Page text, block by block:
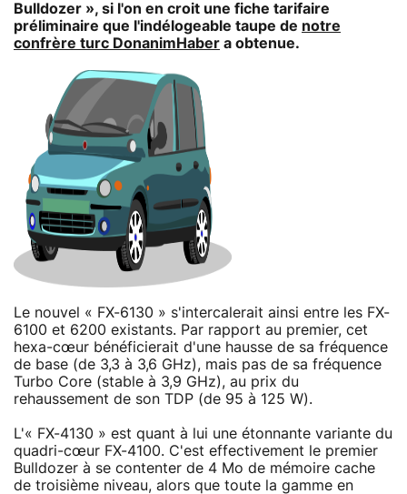
Bulldozer », si l'on en croit une fiche tarifaire
préliminaire que l'indélogeable taupe de notre
confrère turc DonanimHaber a obtenue.
Le nouvel « FX-6130 » s'intercalerait ainsi entre les FX-
6100 et 6200 existants. Par rapport au premier, cet
hexa-cœur bénéficierait d'une hausse de sa fréquence
de base (de 3,3 à 3,6 GHz), mais pas de sa fréquence
Turbo Core (stable à 3,9 GHz), au prix du
rehaussement de son TDP (de 95 à 125 W).
L'« FX-4130 » est quant à lui une étonnante variante du
quadri-cœur FX-4100. C'est effectivement le premier
Bulldozer à se contenter de 4 Mo de mémoire cache
de troisième niveau, alors que toute la gamme en